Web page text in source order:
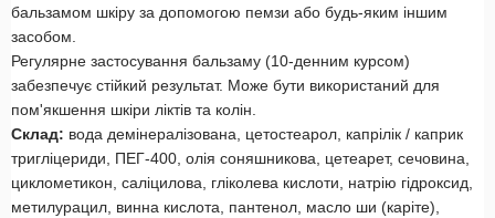
бальзамом шкіру за допомогою пемзи або будь-яким іншим
засобом.
Регулярне застосування бальзаму (10-денним курсом)
забезпечує стійкий результат. Може бути використаний для
пом'якшення шкіри ліктів та колін.
Склад: вода демінералізована, цетостеарол, капрілік / каприк
тригліцериди, ПЕГ-400, олія соняшникова, цетеарет, сечовина,
циклометикон, саліцилова, гліколева кислоти, натрію гідроксид,
метилурацил, винна кислота, пантенол, масло ши (каріте),